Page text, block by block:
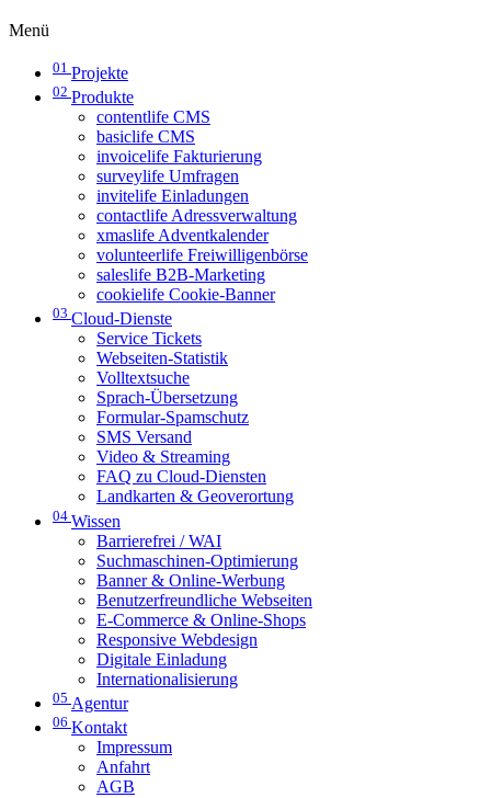
Menü
01 Projekte
02 Produkte
contentlife CMS
basiclife CMS
invoicelife Fakturierung
surveylife Umfragen
invitelife Einladungen
contactlife Adressverwaltung
xmaslife Adventkalender
volunteerlife Freiwilligenbörse
saleslife B2B-Marketing
cookielife Cookie-Banner
03 Cloud-Dienste
Service Tickets
Webseiten-Statistik
Volltextsuche
Sprach-Übersetzung
Formular-Spamschutz
SMS Versand
Video & Streaming
FAQ zu Cloud-Diensten
Landkarten & Geoverortung
04 Wissen
Barrierefrei / WAI
Suchmaschinen-Optimierung
Banner & Online-Werbung
Benutzerfreundliche Webseiten
E-Commerce & Online-Shops
Responsive Webdesign
Digitale Einladung
Internationalisierung
05 Agentur
06 Kontakt
Impressum
Anfahrt
AGB